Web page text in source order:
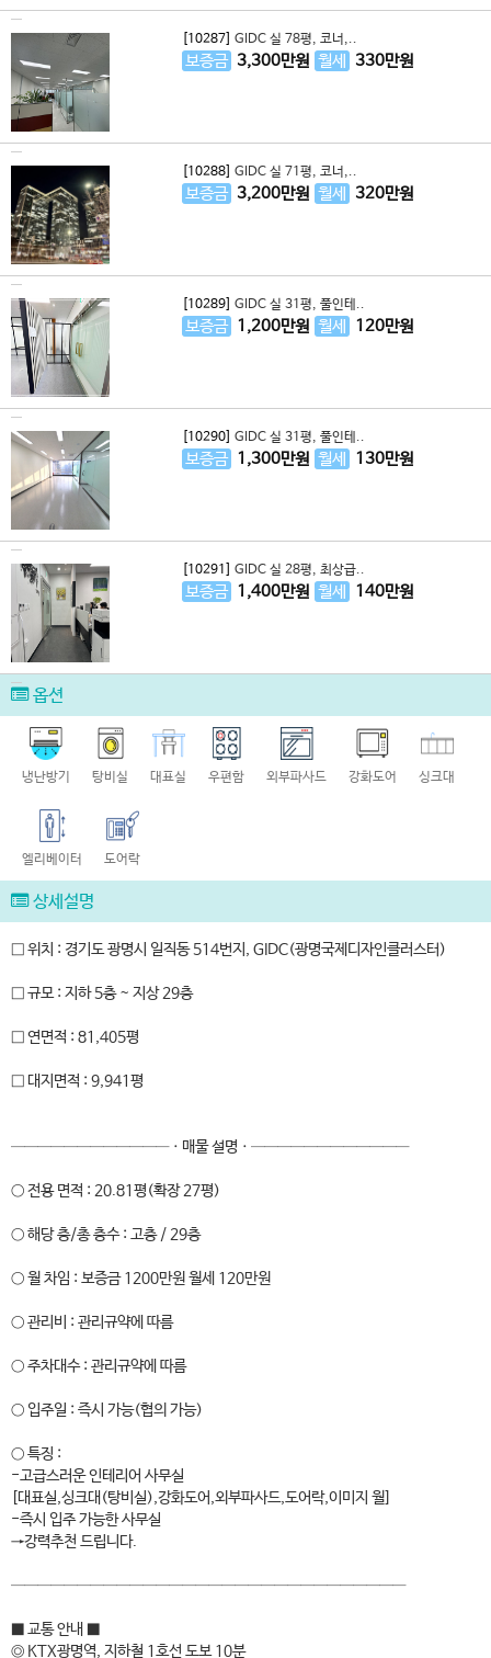
[10287] GIDC 실 78평, 코너,..
보증금 3,300만원 월세 330만원
[10288] GIDC 실 71평, 코너,..
보증금 3,200만원 월세 320만원
[10289] GIDC 실 31평, 풀인테..
보증금 1,200만원 월세 120만원
[10290] GIDC 실 31평, 풀인테..
보증금 1,300만원 월세 130만원
[10291] GIDC 실 28평, 최상급..
보증금 1,400만원 월세 140만원
옵션
냉난방기 탕비실 대표실 우편함 외부파사드 강화도어 싱크대
엘리베이터 도어락
상세설명
□ 위치 : 경기도 광명시 일직동 514번지, GIDC(광명국제디자인클러스터)
□ 규모 : 지하 5층 ~ 지상 29층
□ 연면적 : 81,405평
□ 대지면적 : 9,941평
────────────ㆍ매물 설명ㆍ────────────
○ 전용 면적 : 20.81평(확장 27평)
○ 해당 층/총 층수 : 고층 / 29층
○ 월 차임 : 보증금 1200만원 월세 120만원
○ 관리비 : 관리규약에 따름
○ 주차대수 : 관리규약에 따름
○ 입주일 : 즉시 가능(협의 가능)
○ 특징 :
-고급스러운 인테리어 사무실
[대표실,싱크대(탕비실),강화도어,외부파사드,도어락,이미지 월]
-즉시 입주 가능한 사무실
→강력추천 드립니다.
──────────────────────────────
■ 교통 안내 ■
◎ KTX광명역, 지하철 1호선 도보 10분